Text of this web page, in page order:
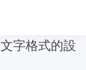
文字格式的設